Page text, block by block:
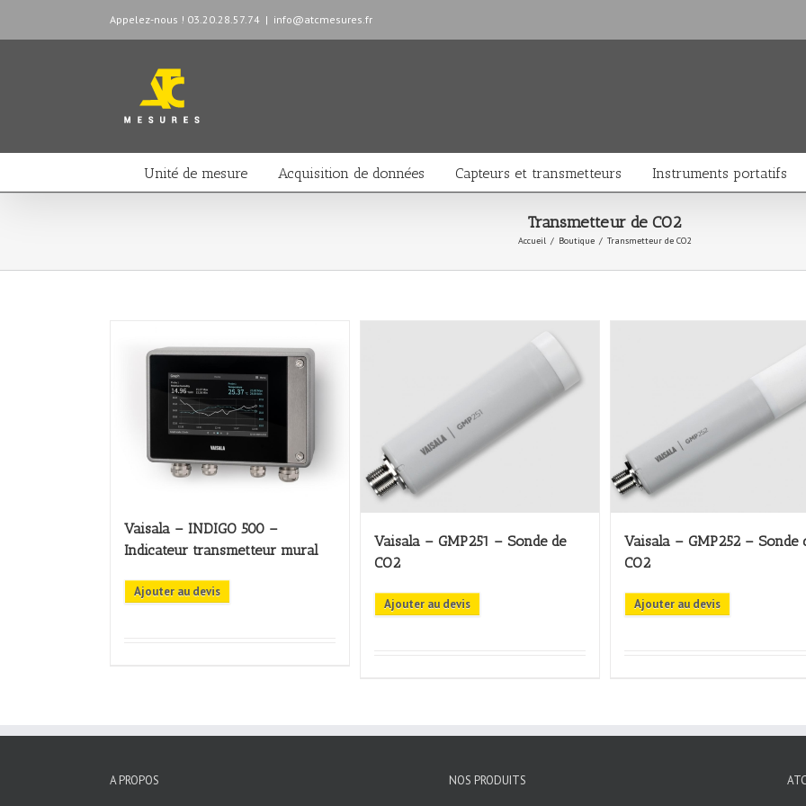
Appelez-nous ! 03.20.28.57.74 | info@atcmesures.fr
Unité de mesure Acquisition de données Capteurs et transmetteurs Instruments portatifs
Transmetteur de CO2
Accueil / Boutique / Transmetteur de CO2
Vaisala – INDIGO 500 –
Indicateur transmetteur mural
Ajouter au devis
Vaisala – GMP251 – Sonde de
CO2
Ajouter au devis
Vaisala – GMP252 – Sonde
CO2
Ajouter au devis
A PROPOS NOS PRODUITS